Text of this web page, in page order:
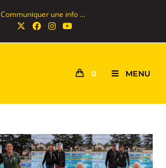
Communiquer une info ...
0 MENU